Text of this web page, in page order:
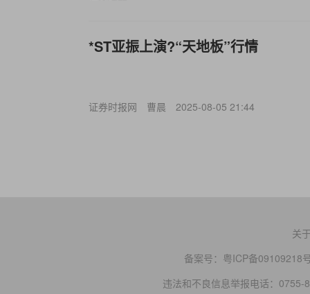
*ST亚振上演?“天地板”行情
证券时报网 曹晨 2025-08-05 21:44
关
备案号： 粤ICP备09109218
违法和不良信息举报电话：0755-